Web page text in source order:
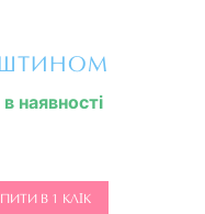
наявності
В 1 КЛІК